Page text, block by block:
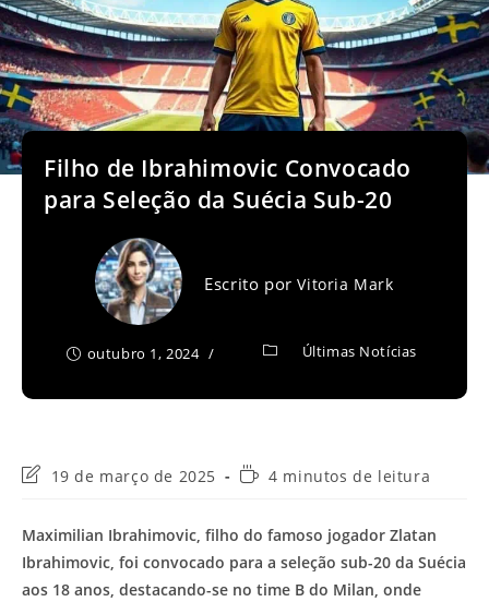
Filho de Ibrahimovic Convocado
para Seleção da Suécia Sub-20
Escrito porVitoria Mark
outubro 1, 2024 Últimas Notícias
Última
post:
19 de março de 2025
Tempo4 minutos de leitura
Maximilian Ibrahimovic, filho do famoso jogador Zlatan
Ibrahimovic, foi convocado para a seleção sub-20 da Suécia
aos 18 anos, destacando-se no time B do Milan, onde